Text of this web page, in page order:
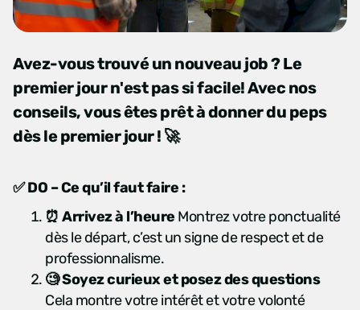
Avez-vous trouvé un nouveau job ? Le
premier jour n'est pas si facile! Avec nos
conseils, vous êtes prêt à donner du peps
dès le premier jour ! 🚀
✅ DO – Ce qu’il faut faire :
⏰ Arrivez à l’heure Montrez votre ponctualité
dès le départ, c’est un signe de respect et de
professionnalisme.
🧐Soyez curieux et posez des questions
Cela montre votre intérêt et votre volonté